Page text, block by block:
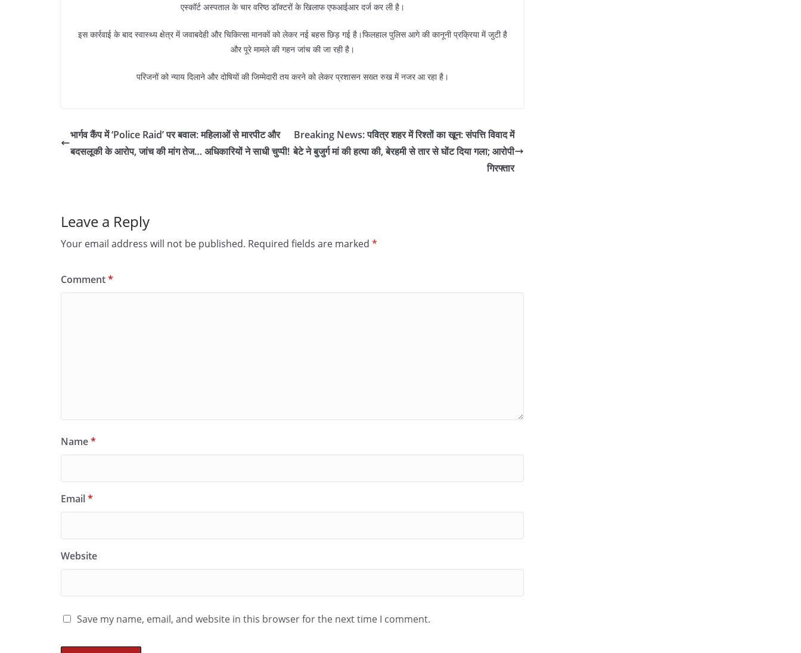
एस्कॉर्ट अस्पताल के चार वरिष्ठ डॉक्टरों के खिलाफ एफआईआर दर्ज कर ली है।
इस कार्रवाई के बाद स्वास्थ्य क्षेत्र में जवाबदेही और चिकित्सा मानकों को लेकर नई बहस छिड़ गई है।फिलहाल पुलिस आगे की कानूनी प्रक्रिया में जुटी है
और पूरे मामले की गहन जांच की जा रही है।
परिजनों को न्याय दिलाने और दोषियों की जिम्मेदारी तय करने को लेकर प्रशासन सख्त रुख में नजर आ रहा है।
भार्गव कैंप में ‘Police Raid’ पर बवाल: महिलाओं से मारपीट और
बदसलूकी के आरोप, जांच की मांग तेज… अधिकारियों ने साधी चुप्पी!
Breaking News: पवित्र शहर में रिश्तों का खून: संपत्ति विवाद में
बेटे ने बुजुर्ग मां की हत्या की, बेरहमी से तार से घोंट दिया गला; आरोपी
गिरफ्तार
Leave a Reply
Your email address will not be published. Required fields are marked *
Comment*
Name*
Email*
Website
Save my name, email, and website in this browser for the next time I comment.